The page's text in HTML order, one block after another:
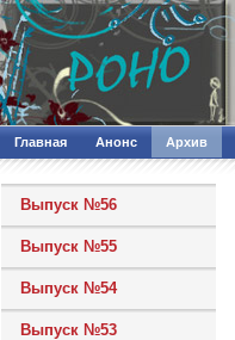
Главная Анонс Архив
Выпуск №56
Выпуск №55
Выпуск №54
Выпуск №53